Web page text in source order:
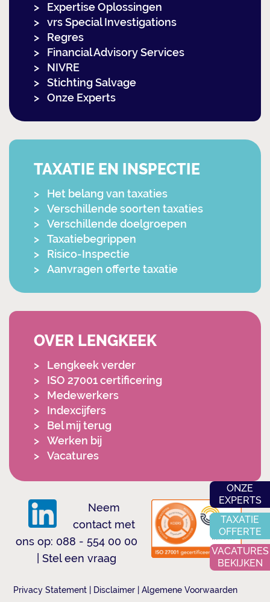
ONZE
EXPERTS
TAXATIE
OFFERTE
VACATURES
BEKIJKEN
Expertise Oplossingen
vrs Special Investigations
Regres
Financial Advisory Services
NIVRE
Stichting Salvage
Onze Experts
TAXATIE EN INSPECTIE
Het belang van taxaties
Verschillende soorten taxaties
Verschillende doelgroepen
Taxatiebegrippen
Risico-Inspectie
Aanvragen offerte taxatie
OVER LENGKEEK
Lengkeek verder
ISO 27001 certificering
Medewerkers
Indexcijfers
Bel mij terug
Werken bij
Vacatures
Neem
contact met
ons op: 088 - 554 00 00
Stel een vraag
Privacy Statement Disclaimer |Algemene Voorwaarden